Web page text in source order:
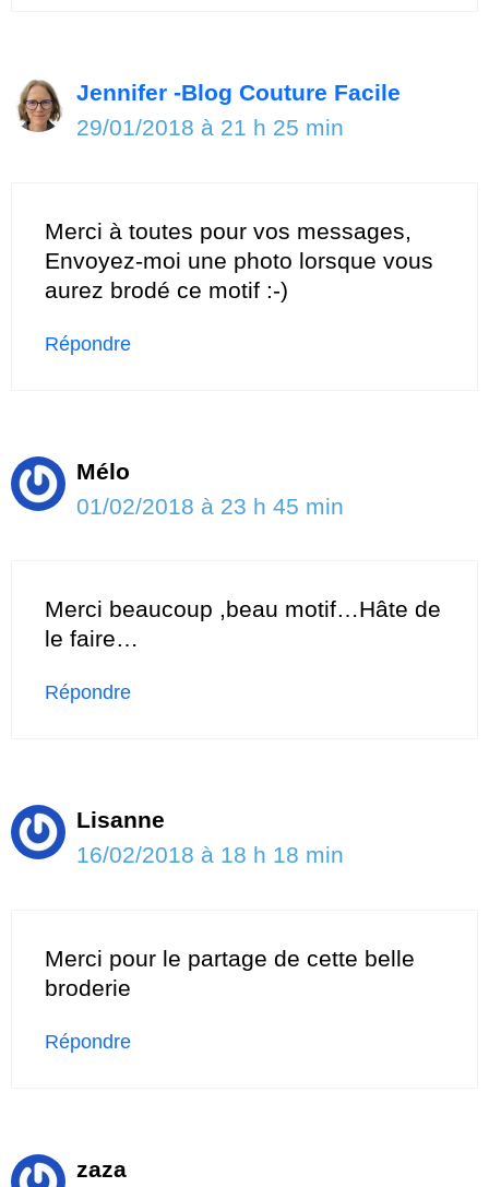
Jennifer -Blog Couture Facile
29/01/2018 à 21 h 25 min
Merci à toutes pour vos messages,
Envoyez-moi une photo lorsque vous
aurez brodé ce motif :-)
Répondre
Mélo
01/02/2018 à 23 h 45 min
Merci beaucoup ,beau motif…Hâte de
le faire…
Répondre
Lisanne
16/02/2018 à 18 h 18 min
Merci pour le partage de cette belle
broderie
Répondre
zaza